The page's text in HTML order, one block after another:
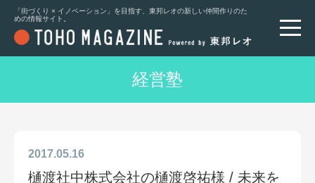
「街づくり × イノベーション」を目指す、東邦レオの新しい仲間作りのた
めの情報サイト。
経営塾
2017.05.16
樋渡社中株式会社の樋渡啓祐様 / 未来を